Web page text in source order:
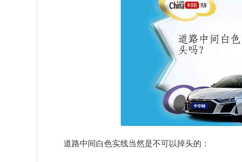
道路中间白色实线当然是不可以掉头的：